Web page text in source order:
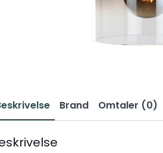
Brand Omtaler (0)